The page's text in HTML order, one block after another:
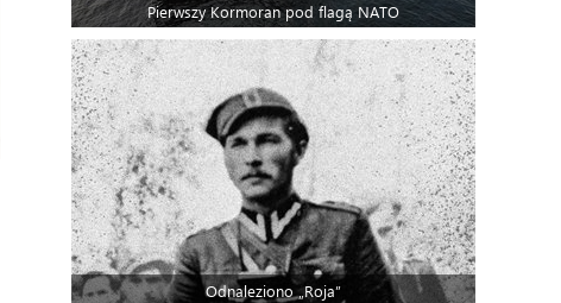
Pierwszy Kormoran pod flagą NATO
Odnaleziono „Roja”